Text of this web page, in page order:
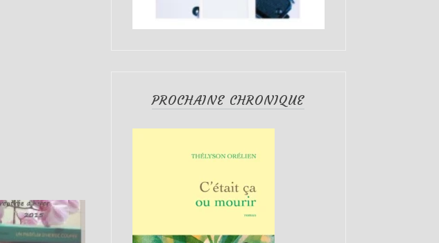
PROCHAINE CHRONIQUE